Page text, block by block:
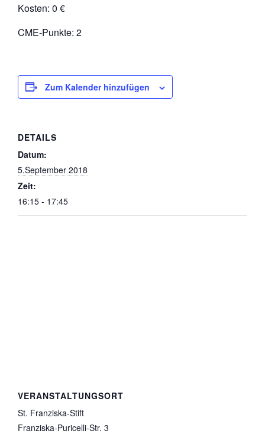
Kosten: 0 €
CME-Punkte: 2
Zum Kalender hinzufügen
DETAILS
Datum:
5.September 2018
Zeit:
16:15 - 17:45
VERANSTALTUNGSORT
St. Franziska-Stift
Franziska-Puricelli-Str. 3